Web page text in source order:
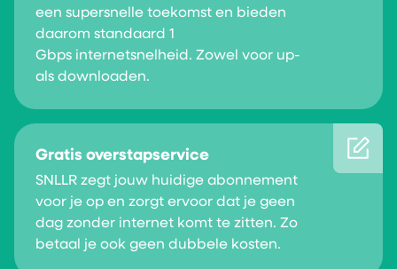
een supersnelle toekomst en bieden
daarom standaard 1
Gbps internetsnelheid. Zowel voor up-
als downloaden.
Gratis overstapservice
SNLLR zegt jouw huidige abonnement
voor je op en zorgt ervoor dat je geen
dag zonder internet komt te zitten. Zo
betaal je ook geen dubbele kosten.